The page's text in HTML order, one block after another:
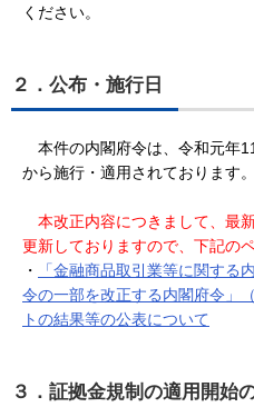
ください。
２．公布・施行日
本件の内閣府令は、令和元年
から施行・適用されております。
本改正内容につきまして、最
更新しておりますので、下記の
・
「金融商品取引業等に関する
令の一部を改正する内閣府令」
トの結果等の公表について
３．証拠金規制の適用開始